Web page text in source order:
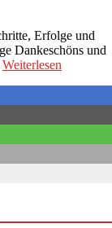
Erfolge und
Dankeschöns und
Weiterlesen